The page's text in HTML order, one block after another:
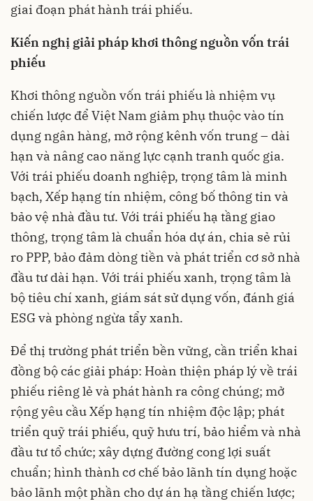
giai đoạn phát hành trái phiếu.
Kiến nghị giải pháp khơi thông nguồn vốn trái
phiếu
Khơi thông nguồn vốn trái phiếu là nhiệm vụ
chiến lược để Việt Nam giảm phụ thuộc vào tín
dụng ngân hàng, mở rộng kênh vốn trung – dài
hạn và nâng cao năng lực cạnh tranh quốc gia.
Với trái phiếu doanh nghiệp, trọng tâm là minh
bạch, Xếp hạng tín nhiệm, công bố thông tin và
bảo vệ nhà đầu tư. Với trái phiếu hạ tầng giao
thông, trọng tâm là chuẩn hóa dự án, chia sẻ rủi
ro PPP, bảo đảm dòng tiền và phát triển cơ sở nhà
đầu tư dài hạn. Với trái phiếu xanh, trọng tâm là
bộ tiêu chí xanh, giám sát sử dụng vốn, đánh giá
ESG và phòng ngừa tẩy xanh.
Để thị trường phát triển bền vững, cần triển khai
đồng bộ các giải pháp: Hoàn thiện pháp lý về trái
phiếu riêng lẻ và phát hành ra công chúng; mở
rộng yêu cầu Xếp hạng tín nhiệm độc lập; phát
triển quỹ trái phiếu, quỹ hưu trí, bảo hiểm và nhà
đầu tư tổ chức; xây dựng đường cong lợi suất
chuẩn; hình thành cơ chế bảo lãnh tín dụng hoặc
bảo lãnh một phần cho dự án hạ tầng chiến lược;